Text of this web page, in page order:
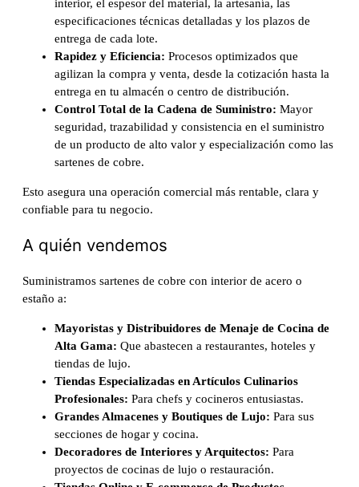
interior, el espesor del material, la artesanía, las
especificaciones técnicas detalladas y los plazos de
entrega de cada lote.
Rapidez y Eficiencia: Procesos optimizados que
agilizan la compra y venta, desde la cotización hasta la
entrega en tu almacén o centro de distribución.
Control Total de la Cadena de Suministro: Mayor
seguridad, trazabilidad y consistencia en el suministro
de un producto de alto valor y especialización como las
sartenes de cobre.
Esto asegura una operación comercial más rentable, clara y
confiable para tu negocio.
A quién vendemos
Suministramos sartenes de cobre con interior de acero o
estaño a:
Mayoristas y Distribuidores de Menaje de Cocina de
Alta Gama: Que abastecen a restaurantes, hoteles y
tiendas de lujo.
Tiendas Especializadas en Artículos Culinarios
Profesionales: Para chefs y cocineros entusiastas.
Grandes Almacenes y Boutiques de Lujo: Para sus
secciones de hogar y cocina.
Decoradores de Interiores y Arquitectos: Para
proyectos de cocinas de lujo o restauración.